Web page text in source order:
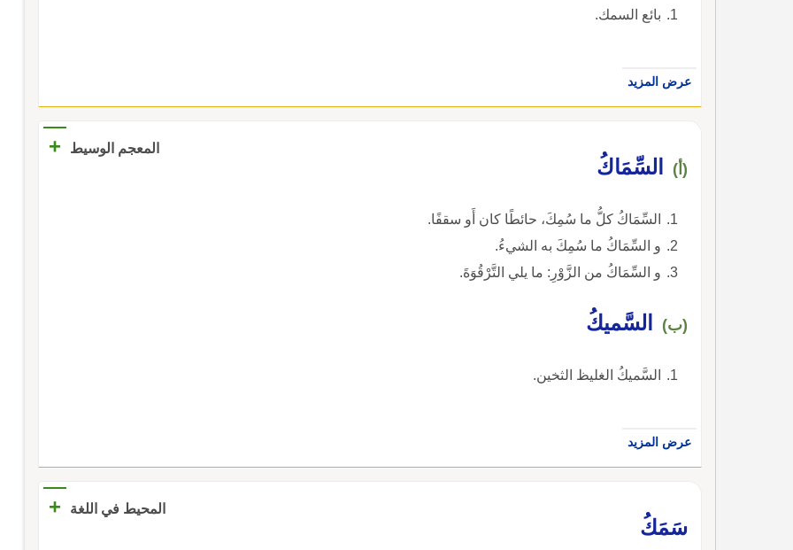
بائع السمك.
عرض المزيد
المعجم الوسيط +
(أ) السِّمَاكُ
السِّمَاكُ كلُّ ما سُمِكَ، حائطًا كان أَو سقفًا.
و السِّمَاكُ ما سُمِكَ به الشيءُ.
و السِّمَاكُ من الزَّوْرِ: ما يلي التَّرْقُوَةَ.
(ب) السَّميكُ
السَّميكُ الغليظ الثخين.
عرض المزيد
المحيط في اللغة
+
سَمَكُ